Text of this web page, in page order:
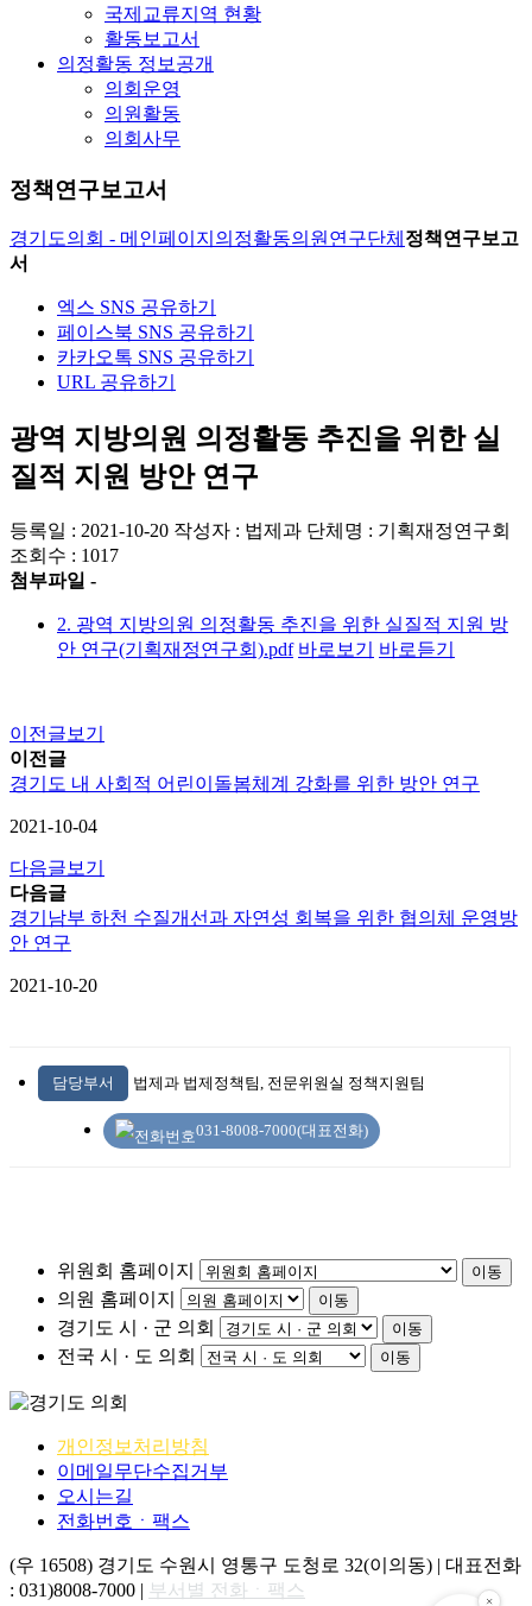
국제교류지역 현황
활동보고서
의정활동 정보공개
의회운영
의원활동
의회사무
정책연구보고서
경기도의회 - 메인페이지 의정활동의원연구단체 정책연구보고
서
엑스 SNS 공유하기
페이스북 SNS 공유하기
카카오톡 SNS 공유하기
URL 공유하기
광역 지방의원 의정활동 추진을 위한 실
질적 지원 방안 연구
등록일 : 2021-10-20 작성자 : 법제과 단체명 : 기획재정연구회
조회수 : 1017
첨부파일 -
2. 광역 지방의원 의정활동 추진을 위한 실질적 지원 방
안 연구(기획재정연구회).pdf 바로보기 바로듣기
이전글보기
이전글
경기도 내 사회적 어린이돌봄체계 강화를 위한 방안 연구
2021-10-04
다음글보기
다음글
경기남부 하천 수질개선과 자연성 회복을 위한 협의체 운영방
안 연구
2021-10-20
담당부서 법제과 법제정책팀, 전문위원실 정책지원팀
031-8008-7000(대표전화)
위원회 홈페이지 이동
의원 홈페이지 이동
경기도 시 · 군 의회 이동
전국 시 · 도 의회 이동
개인정보처리방침
이메일무단수집거부
오시는길
전화번호ㆍ팩스
(우 16508) 경기도 수원시 영통구 도청로 32(이의동) | 대표전화
: 031)8008-7000 | 부서별 전화ㆍ팩스